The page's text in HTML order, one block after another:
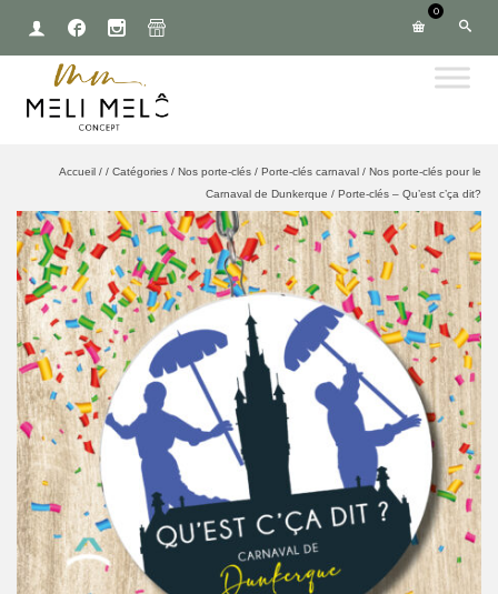
0
Accueil / / Catégories / Nos porte-clés / Porte-clés carnaval / Nos porte-clés pour le
Carnaval de Dunkerque / Porte-clés – Qu’est c’ça dit?